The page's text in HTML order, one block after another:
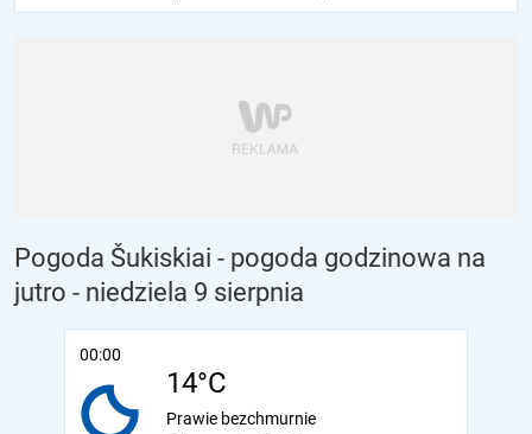
Pogoda Šukiskiai - pogoda godzinowa na
jutro - niedziela 9 sierpnia
00:00
14°C
Prawie bezchmurnie